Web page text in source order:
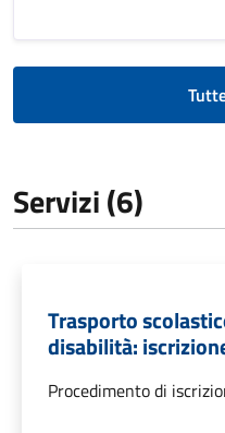
Servizi (6)
Trasporto
disabilità:
Procedimento di